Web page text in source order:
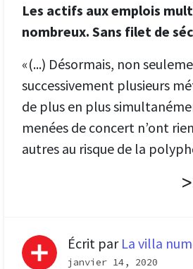
Les actifs aux emplois
nombreux. Sans filet de
«(...) Désormais, non
successivement plusieurs
de plus en plus
menées de concert n’ont
autres au risque de la
Écrit par La villa
janvier 14, 2020